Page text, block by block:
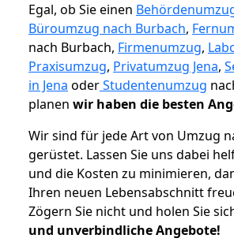
Egal, ob Sie einen
Büroumzug nach Burbach,
nach Burbach, Firmenumzug,
Praxisumzug, Privatumzug Jena,
in Jena oderStudentenumzug
planen wir haben die besten
Wir sind für jede Art von Umzug
gerüstet. Lassen Sie uns dabei
und die Kosten zu minimieren,
Ihren neuen Lebensabschnitt
Zögern Sie nicht und holen Sie
und unverbindliche Angebote!